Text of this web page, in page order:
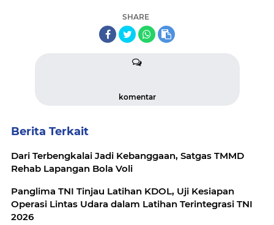
SHARE
komentar
Berita Terkait
Dari Terbengkalai Jadi Kebanggaan, Satgas TMMD
Rehab Lapangan Bola Voli
Panglima TNI Tinjau Latihan KDOL, Uji Kesiapan
Operasi Lintas Udara dalam Latihan Terintegrasi TNI
2026